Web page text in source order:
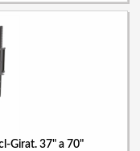
Girat. 37" a 70"